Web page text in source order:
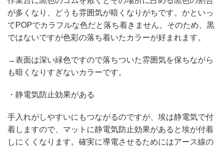
が多くなり、どうも雰囲気が暗くなりがちです。かといっ
てPOPでカラフルな色だと落ち着きません。そのため、黒
ではないですが色彩の落ち着いたカラーが好まれます。
→表面は深い緑色ですので落ちついた雰囲気を保ちながら
も暗くなりすぎないカラーです。
・静電気防止効果がある
手入れがしやすいにもつながるのですが、埃は静電気で付
着しますので、マットに静電気防止効果があると埃が付着
しにくくなります。確実に導電させるためにはアース線の